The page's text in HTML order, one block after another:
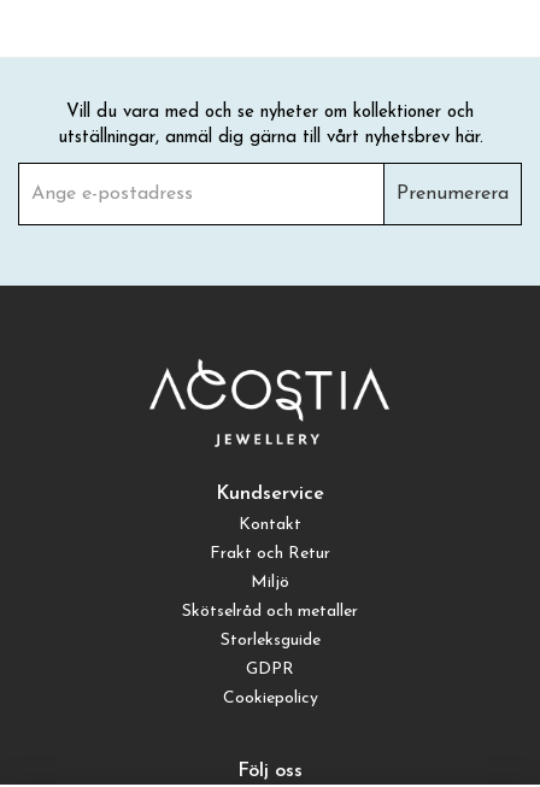
Vill du vara med och se nyheter om kollektioner och
utställningar, anmäl dig gärna till vårt nyhetsbrev här.
Prenumerera
Kundservice
Kontakt
Frakt och Retur
Miljö
Skötselråd och metaller
Storleksguide
GDPR
Cookiepolicy
Följ oss